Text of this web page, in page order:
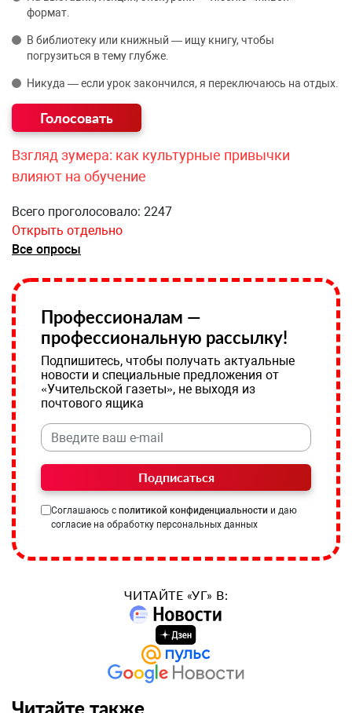
формат.
В библиотеку или книжный — ищу книгу, чтобы
погрузиться в тему глубже.
Никуда — если урок закончился, я переключаюсь на отдых.
Взгляд зумера: как культурные привычки
влияют на обучение
Всего проголосовало: 2247
Открыть отдельно
Все опросы
Профессионалам —
профессиональную рассылку!
Подпишитесь, чтобы получать актуальные
новости и специальные предложения от
«Учительской газеты», не выходя из
почтового ящика
Подписаться
Соглашаюсь с политикой конфиденциальности и даю
согласие на обработку персональных данных
ЧИТАЙТЕ «УГ» В:
Читайте также